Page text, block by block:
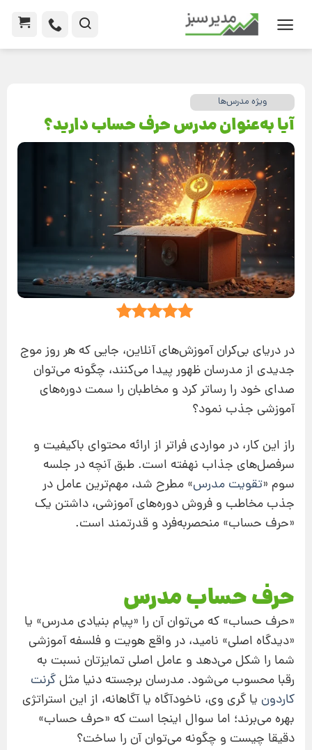
ویژه مدرس‌ها
آیا به‌عنوان مدرس حرف حساب دارید؟
در دریای بی‌کران آموزش‌های آنلاین، جایی که هر روز موج
جدیدی از مدرسان ظهور پیدا می‌کنند، چگونه می‌توان
صدای خود را رساتر کرد و مخاطبان را سمت دوره‌های
آموزشی‌ جذب نمود؟
راز این کار، در مواردی فراتر از ارائه محتوای باکیفیت و
سرفصل‌های جذاب نهفته است. طبق آنچه در جلسه
سوم «تقویت مدرس» مطرح شد، مهم‌ترین عامل در
جذب مخاطب و فروش دوره‌های آموزشی، داشتن یک
«حرف حساب» منحصربه‌فرد و قدرتمند است.
حرف حساب مدرس
«حرف حساب» که می‌توان آن را «پیام بنیادی مدرس» یا
«دیدگاه اصلی» نامید، در واقع هویت و فلسفه آموزشی
شما را شکل می‌دهد و عامل اصلی تمایزتان نسبت به
رقبا محسوب می‌شود. مدرسان برجسته دنیا مثل گرنت
کاردون یا گری وی، ناخودآگاه یا آگاهانه، از این استراتژی
بهره می‌برند؛ اما سوال اینجا است که «حرف حساب»
دقیقا چیست و چگونه می‌توان آن را ساخت؟